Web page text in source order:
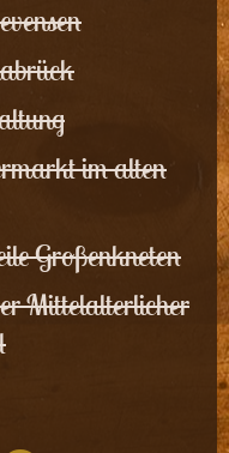
im alten
Großenkneten
Mittelalterlicher